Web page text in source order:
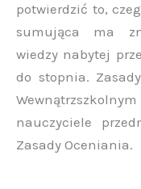
potwierdzić to,
sumująca ma
wiedzy nabytej
do stopnia.
nauczyciele
Zasady Oceniania.